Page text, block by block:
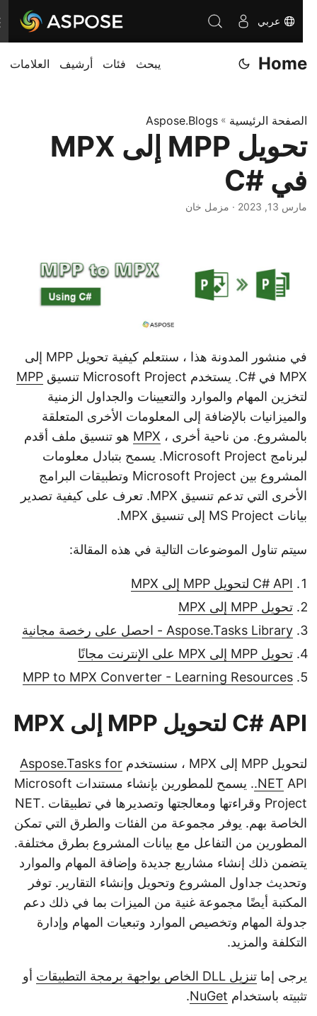
عربي
Home يبحث فئات أرشيف العلامات
الصفحة الرئيسية»
Aspose.Blogs
تحويل MPP إلى MPX
في #C
مارس 13, 2023 · مزمل خان
في منشور المدونة هذا ، سنتعلم كيفية تحويل MPP إلى
MPX في #C. يستخدم Microsoft Project تنسيق
MPP
لتخزين المهام والموارد والتعيينات والجداول الزمنية
والميزانيات بالإضافة إلى المعلومات الأخرى المتعلقة
بالمشروع. من ناحية أخرى ، MPXهو تنسيق ملف أقدم
لبرنامج Microsoft Project. يسمح بتبادل معلومات
المشروع بين Microsoft Project وتطبيقات البرامج
الأخرى التي تدعم تنسيق MPX. تعرف على كيفية تصدير
بيانات MS Project إلى تنسيق MPX.
سيتم تناول الموضوعات التالية في هذه المقالة:
C# API لتحويل MPP إلى MPX
تحويل MPP إلى MPX
Aspose.Tasks Library - احصل على رخصة مجانية
تحويل MPP إلى MPX على الإنترنت مجانًا
MPP to MPX Converter - Learning Resources
C# API لتحويل MPP إلى MPX
لتحويل MPP إلى MPX ، سنستخدم
Aspose.Tasks for
.NET
API. يسمح للمطورين بإنشاء مستندات Microsoft
Project وقراءتها ومعالجتها وتصديرها في تطبيقات .NET
الخاصة بهم. يوفر مجموعة من الفئات والطرق التي تمكن
المطورين من التفاعل مع بيانات المشروع بطرق مختلفة.
يتضمن ذلك إنشاء مشاريع جديدة وإضافة المهام والموارد
وتحديث جداول المشروع وتحويل وإنشاء التقارير. توفر
المكتبة أيضًا مجموعة غنية من الميزات بما في ذلك دعم
جدولة المهام وتخصيص الموارد وتبعيات المهام وإدارة
التكلفة والمزيد.
يرجى إماتنزيل DLL الخاص بواجهة برمجة التطبيقات
أو
تثبيته باستخدامNuGet
.